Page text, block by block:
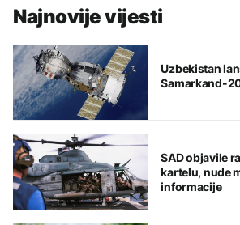
Najnovije vijesti
Uzbekistan
Samarkand-
SAD objavile
kartelu, nude
informacije